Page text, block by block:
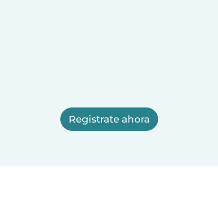
Registrate ahora